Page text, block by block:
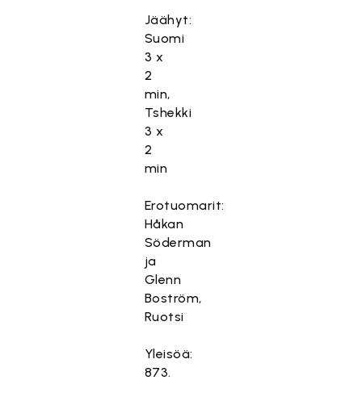
Jäähyt:
Suomi
3 x
2
min,
Tshekki
3 x
2
min
Erotuomarit:
Håkan
Söderman
ja
Glenn
Boström,
Ruotsi
Yleisöä:
873.